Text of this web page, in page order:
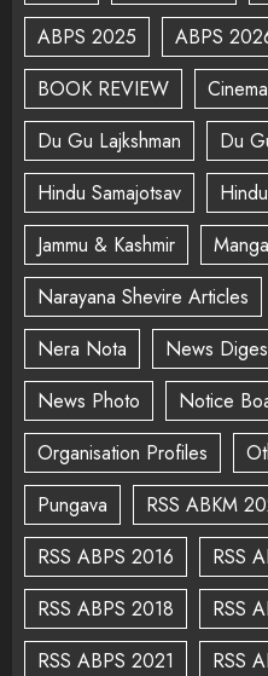
ABPS 2025
ABPS
BOOK REVIEW
Cinema
Du Gu Lajkshman
Du
Hindu Samajotsav
Jammu & Kashmir
Narayana Shevire Articles
Nera Nota
News
News Photo
Notice
Organisation Profiles
Pungava
RSS ABKM
RSS ABPS 2016
RSS
RSS ABPS 2018
RSS
RSS ABPS 2021
RSS